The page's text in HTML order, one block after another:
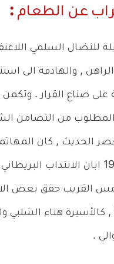
عن الطعام :
للنضال السلمي
, والهادفة الى
صناع القرار . وتكمن
من التضامن
الحديث , كان
القريب حقق بعض
.